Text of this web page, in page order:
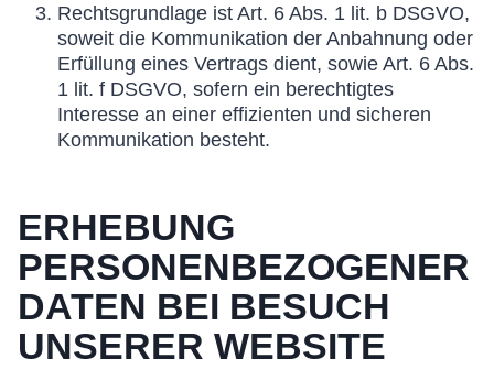
Rechtsgrundlage ist Art. 6 Abs. 1 lit. b DSGVO,
soweit die Kommunikation der Anbahnung oder
Erfüllung eines Vertrags dient, sowie Art. 6 Abs.
1 lit. f DSGVO, sofern ein berechtigtes
Interesse an einer effizienten und sicheren
Kommunikation besteht.
ERHEBUNG
PERSONENBEZOGENER
DATEN BEI BESUCH
UNSERER WEBSITE